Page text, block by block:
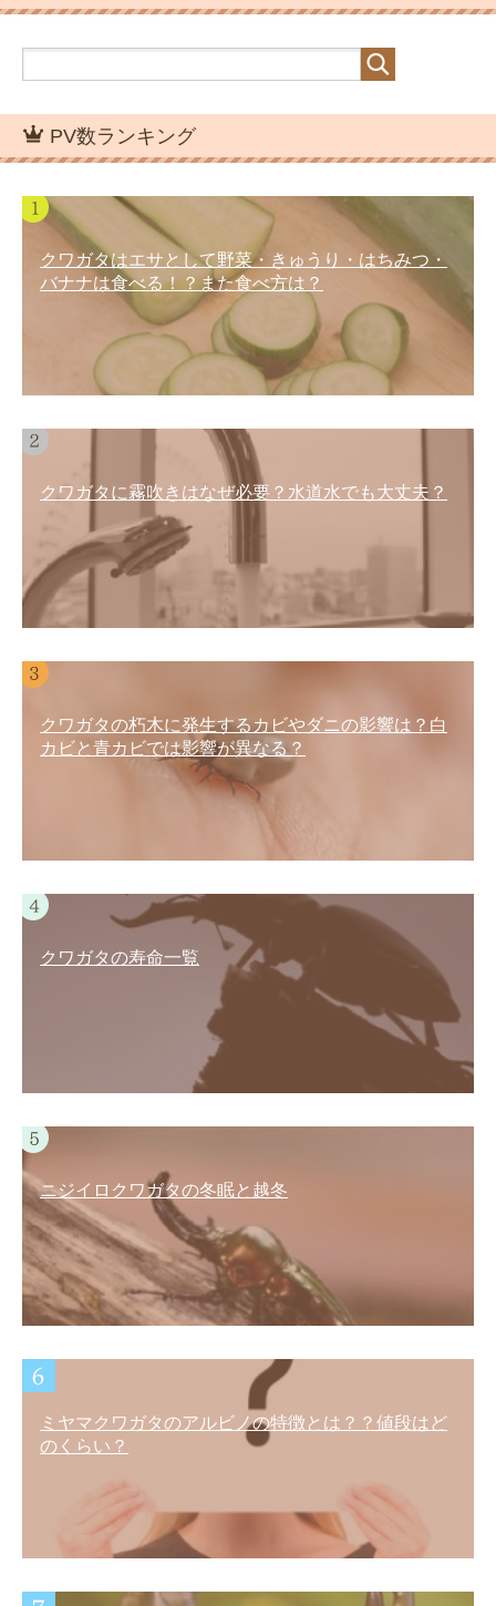
PV数ランキング
クワガタはエサとして野菜・きゅうり・はちみつ・
バナナは食べる！？また食べ方は？
クワガタに霧吹きはなぜ必要？水道水でも大丈夫？
クワガタの朽木に発生するカビやダニの影響は？白
カビと青カビでは影響が異なる？
クワガタの寿命一覧
ニジイロクワガタの冬眠と越冬
ミヤマクワガタのアルビノの特徴とは？？値段はど
のくらい？